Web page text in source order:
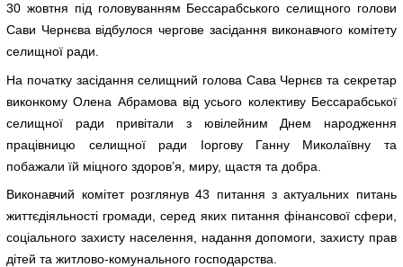
30 жовтня під головуванням Бессарабського селищного голови
Сави Чернєва відбулося чергове засідання виконавчого комітету
селищної ради.
На початку засідання селищний голова Сава Чернєв та секретар
виконкому Олена Абрамова від усього колективу Бессарабської
селищної ради привітали з ювілейним Днем народження
працівницю селищної ради Іоргову Ганну Миколаївну та
побажали їй міцного здоров’я, миру, щастя та добра.
Виконавчий комітет розглянув 43 питання з актуальних питань
життєдіяльності громади, серед яких питання фінансової сфери,
соціального захисту населення, надання допомоги, захисту прав
дітей та житлово-комунального господарства.